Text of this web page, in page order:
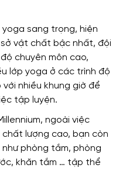
sang trọng, hiện
sở vật chất bậc nhất, đội
chuyên môn cao,
lớp yoga ở các trình độ
nhiều khung giờ để
tập luyện.
ngoài việc
lượng cao, bạn còn
phòng tắm, phòng
khăn tắm … tập thể